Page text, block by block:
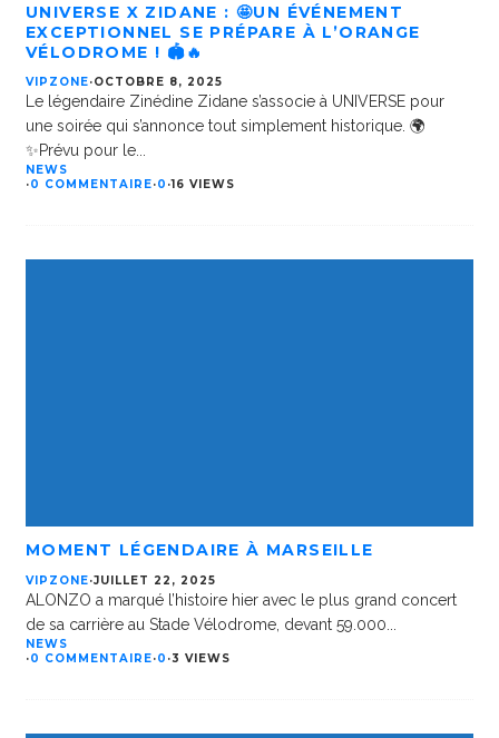
UNIVERSE X ZIDANE : 🤩UN ÉVÉNEMENT
EXCEPTIONNEL SE PRÉPARE À L’ORANGE
VÉLODROME ! 🏟️🔥
VIPZONE·OCTOBRE 8, 2025
Le légendaire Zinédine Zidane s’associe à UNIVERSE pour
une soirée qui s’annonce tout simplement historique. 🌍
✨Prévu pour le...
NEWS
·0 COMMENTAIRE·0 ·16 VIEWS
MOMENT LÉGENDAIRE À MARSEILLE
VIPZONE·JUILLET 22, 2025
ALONZO a marqué l’histoire hier avec le plus grand concert
de sa carrière au Stade Vélodrome, devant 59.000
NEWS
·0 COMMENTAIRE·0 ·3 VIEWS